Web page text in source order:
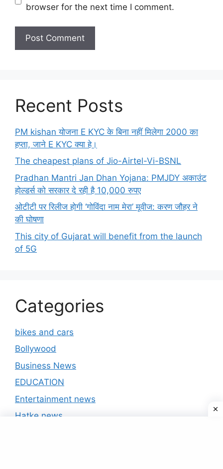
browser for the next time I comment.
Recent Posts
PM kishan योजना E KYC के बिना नहीं मिलेगा 2000 का
हप्ता, जाने E KYC क्या हे।
The cheapest plans of Jio-Airtel-Vi-BSNL
Pradhan Mantri Jan Dhan Yojana: PMJDY अकाउंट
होल्डर्स को सरकार दे रही है 10,000 रुपए
ओटीटी पर रिलीज होगी ‘गोविंदा नाम मेरा’ मूवीज: करण जौहर ने
की घोषणा
This city of Gujarat will benefit from the launch
of 5G
Categories
bikes and cars
Bollywood
Business News
EDUCATION
Entertainment news
Hatke news